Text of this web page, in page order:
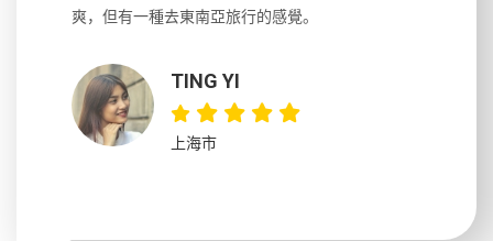
爽，但有一種去東南亞旅行的感覺。
TING YI
上海市